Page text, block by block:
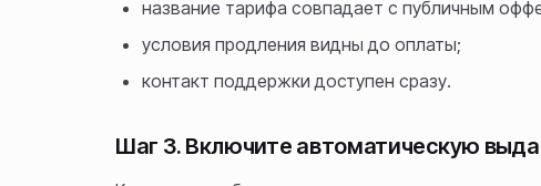
название тарифа совпадает с публичным
условия продления видны до оплаты;
контакт поддержки доступен сразу.
Шаг 3. Включите автоматическую